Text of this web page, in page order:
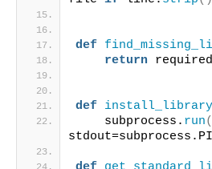
def
return
def install_library
    subprocess.
run